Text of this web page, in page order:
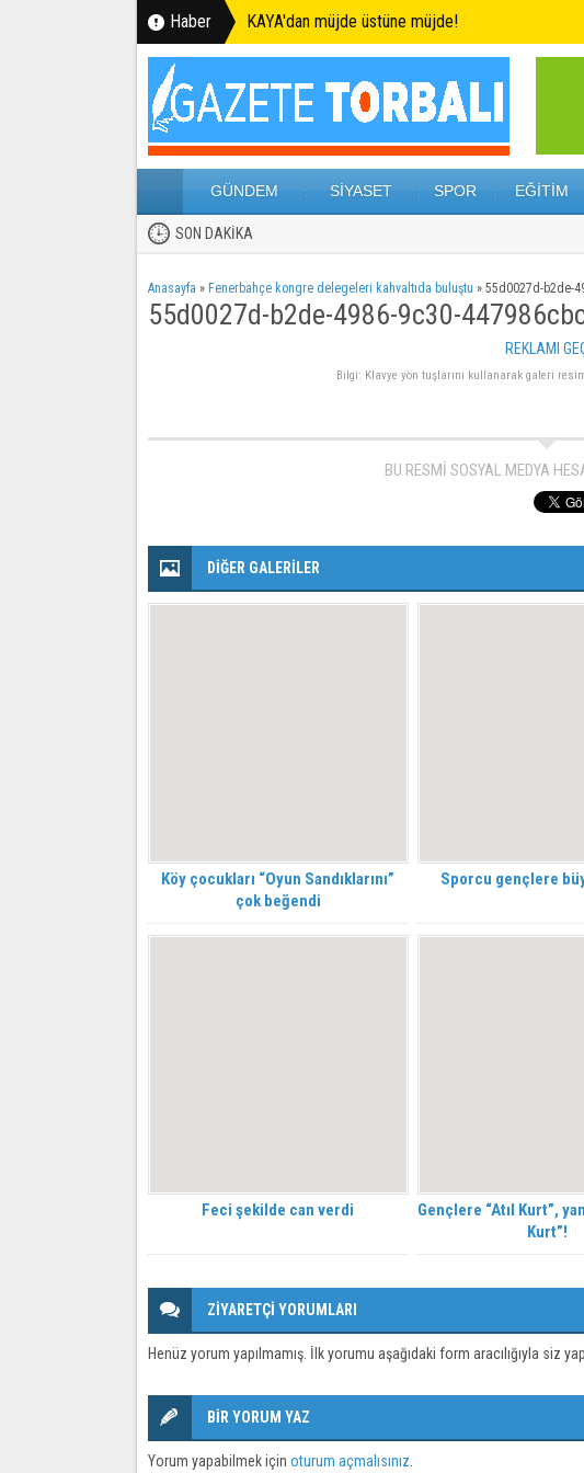
Haber KAYA'dan müjde üstüne müjde!
GÜNDEM SİYASET SPOR EĞİTİM
SON DAKİKA
Anasayfa » Fenerbahçe kongre delegeleri kahvaltıda buluştu » 55d0027d-b2de-
55d0027d-b2de-4986-9c30-
REKLAMI
Bilgi: Klavye yön tuşlarını kullanarak galeri
BU RESMİ SOSYAL MEDYA
DİĞER GALERİLER
Köy çocukları “Oyun Sandıklarını”
çok beğendi
Sporcu gençlere
Feci şekilde can verdi
Gençlere “Atıl Kurt”,
Kurt”!
ZİYARETÇİ YORUMLARI
Henüz yorum yapılmamış. İlk yorumu aşağıdaki form aracılığıyla siz
BİR YORUM YAZ
Yorum yapabilmek için oturum açmalısınız.